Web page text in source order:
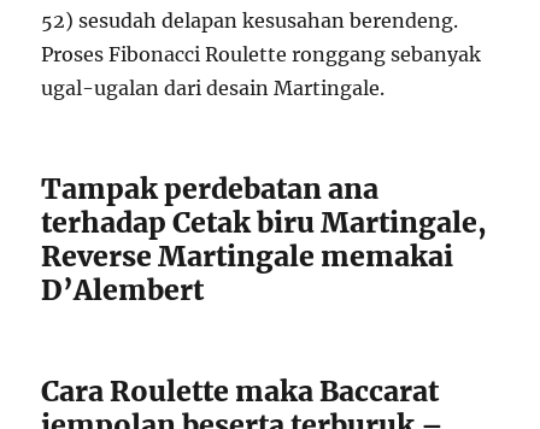
52) sesudah delapan kesusahan berendeng.
Proses Fibonacci Roulette ronggang sebanyak
ugal-ugalan dari desain Martingale.
Tampak perdebatan ana
terhadap Cetak biru Martingale,
Reverse Martingale memakai
D’Alembert
Cara Roulette maka Baccarat